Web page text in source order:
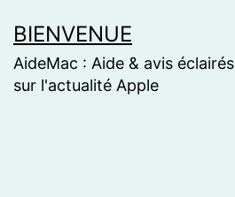
to
content
BIENVENUE
AideMac : Aide & avis éclairés
sur l'actualité Apple